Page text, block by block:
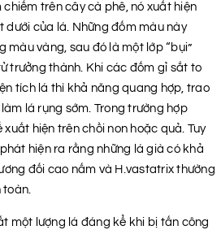
trên cây cà phê, nó xuất hiện
dưới của lá. Những đốm màu này
màu vàng, sau đó là một lớp “bụi”
trưởng thành. Khi các đốm gỉ sắt to
tích lá thì khả năng quang hợp, trao
lá rụng sớm. Trong trường hợp
hiện trên chồi non hoặc quả. Tuy
hiện ra rằng những lá già có khả
đối cao nấm và H.vastatrix thường
toàn.
một lượng lá đáng kể khi bị tấn công